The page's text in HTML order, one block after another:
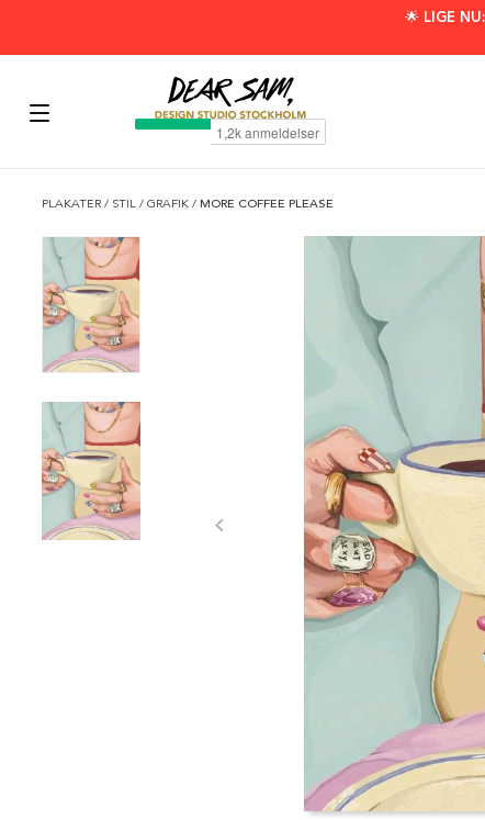
🌟 LIGE
PLAKATER / STIL / GRAFIK / MORE COFFEE PLEASE